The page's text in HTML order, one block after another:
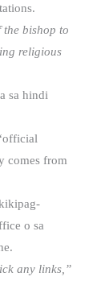
the bishop to
religious
sa hindi
comes from
o sa
any links,”